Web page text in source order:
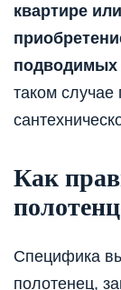
квартире
подводимых
таком случае
Как
Специфика
полотенец,